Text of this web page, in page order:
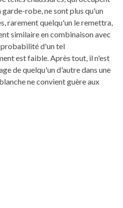
garde-robe, ne sont plus qu'un
rarement quelqu'un le remettra,
similaire en combinaison avec
probabilité d'un tel
est faible. Après tout, il n'est
de quelqu'un d'autre dans une
ne convient guère aux